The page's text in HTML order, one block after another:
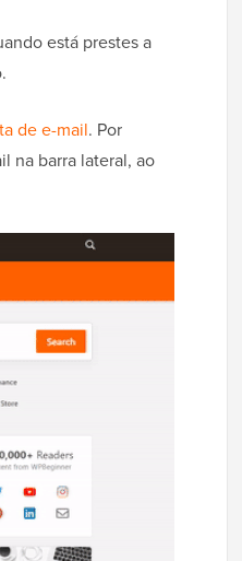
está prestes a
de e-mail. Por
na barra lateral, ao